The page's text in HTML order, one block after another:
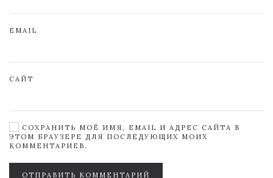
EMAIL
САЙТ
СОХРАНИТЬ МОЁ ИМЯ, EMAIL И АДРЕС САЙТА В
ЭТОМ БРАУЗЕРЕ ДЛЯ ПОСЛЕДУЮЩИХ МОИХ
КОММЕНТАРИЕВ.
ОТПРАВИТЬ КОММЕНТАРИЙ